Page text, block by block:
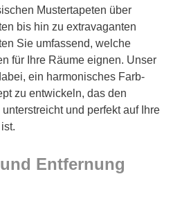
Mustertapeten über
bis hin zu extravaganten
Sie umfassend, welche
für Ihre Räume eignen. Unser
ein harmonisches Farb-
zu entwickeln, das den
und perfekt auf Ihre
Entfernung